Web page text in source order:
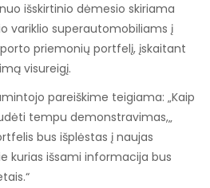
išskirtinio dėmesio skiriama
variklio superautomobiliams į
priemonių portfelį, įskaitant
visureigį.
pareiškime teigiama: „Kaip
tempu demonstravimas,„
bus išplėstas į naujas
kurias išsami informacija bus